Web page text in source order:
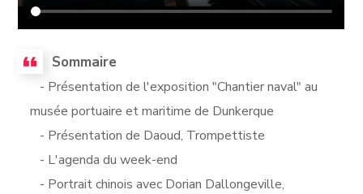
Sommaire
- Présentation de l'exposition "Chantier naval" au
musée portuaire et maritime de Dunkerque
- Présentation de Daoud, Trompettiste
- L'agenda du week-end
- Portrait chinois avec Dorian Dallongeville,